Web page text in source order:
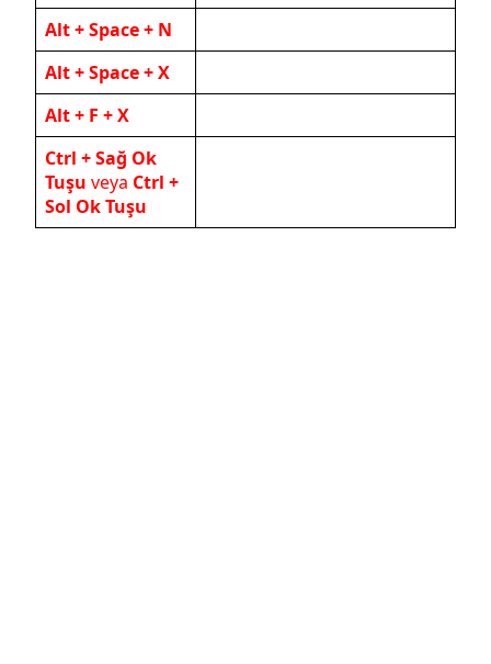
Alt + Space + N
Alt + Space + X
Alt + F + X
Ctrl + Sağ Ok
Tuşu veya Ctrl +
Sol Ok Tuşu